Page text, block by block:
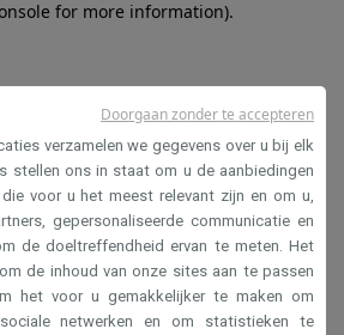
for more information).
verzamelen we gegevens over u bij elk
stellen ons in staat om u de aanbiedingen
voor u het meest relevant zijn en om u,
gepersonaliseerde communicatie en
de doeltreffendheid ervan te meten. Het
de inhoud van onze sites aan te passen
het voor u gemakkelijker te maken om
netwerken en om statistieken te
Doorgaan zonder te accepteren